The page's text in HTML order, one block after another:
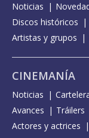
Noticias
Discos históricos
Artistas y grupos
CINEMANÍA
Noticias
Avances
Tráilers
Actores y actrices